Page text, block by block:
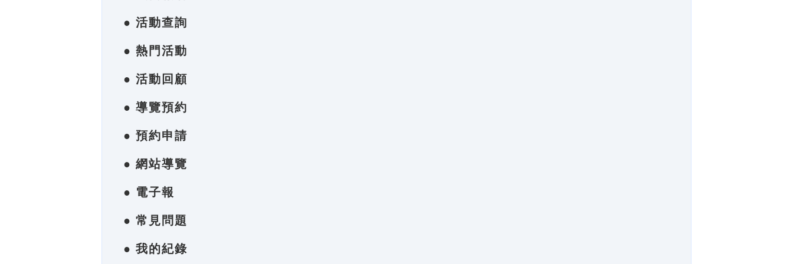
● 活動查詢
● 熱門活動
● 活動回顧
● 導覽預約
● 預約申請
● 網站導覽
● 電子報
● 常見問題
● 我的紀錄